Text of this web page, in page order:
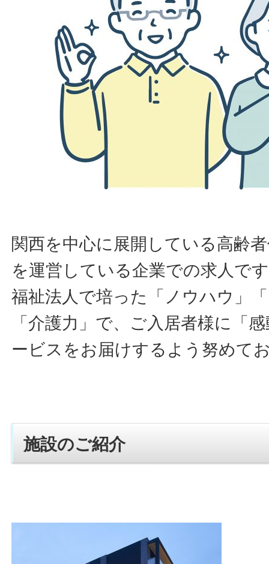
関西を中心に展開している高齢
を運営している企業での求人で
福祉法人で培った「ノウハウ」
「介護力」で、ご入居者様に「
ービスをお届けするよう努めて
施設のご紹介